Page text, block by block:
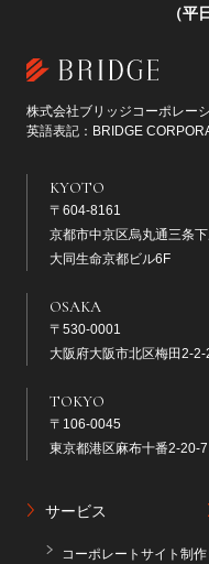
（平
株式会社ブリッジコーポレー
英語表記：BRIDGE
KYOTO
〒604-8161
京都市中京区烏丸通三条
大同生命京都ビル6F
OSAKA
〒530-0001
大阪府大阪市北区梅田2-
TOKYO
〒106-0045
東京都港区麻布十番2-20-
サービス
コーポレートサイト制作